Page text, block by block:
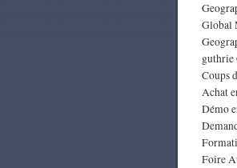
Global
Coups
Achat
Démo
Foire